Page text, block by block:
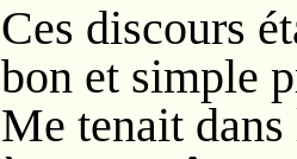
Ces discours
bon et simple
Me tenait dans